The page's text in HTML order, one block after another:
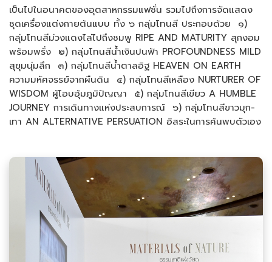
เป็นไปในอนาคตของอุตสาหกรรมแฟชั่น รวมไปถึงการจัดแสดง
ชุดเครื่องแต่งกายต้นแบบ ทั้ง ๖ กลุ่มโทนสี ประกอบด้วย ๑)
กลุ่มโทนสีม่วงแดงไล่ไปถึงชมพู RIPE AND MATURITY สุกงอม
พร้อมพรั่ง ๒) กลุ่มโทนสีน้ำเงินปนฟ้า PROFOUNDNESS MILD
สุขุมนุ่มลึก ๓) กลุ่มโทนสีน้ำตาลอิฐ HEAVEN ON EARTH
ความมหัศจรรย์จากผืนดิน ๔) กลุ่มโทนสีเหลือง NURTURER OF
WISDOM ผู้โอบอุ้มภูมิปัญญา ๕) กลุ่มโทนสีเขียว A HUMBLE
JOURNEY การเดินทางแห่งประสบการณ์ ๖) กลุ่มโทนสีขาวมุก-
เทา AN ALTERNATIVE PERSUATION อิสระในการค้นพบตัวเอง